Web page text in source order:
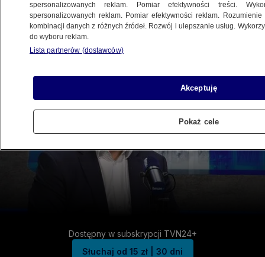
Dostępny w subskrypcji TVN24+
Słuchaj od 15 zł | 30 dni
spersonalizowanych reklam. Pomiar efektywności treści.
spersonalizowanych reklam. Pomiar efektywności reklam.
kombinacji danych z różnych źródeł. Rozwój i ulepszanie usług.
do wyboru reklam.
Lista partnerów (dostawców)
Akceptuję
Pokaż cele